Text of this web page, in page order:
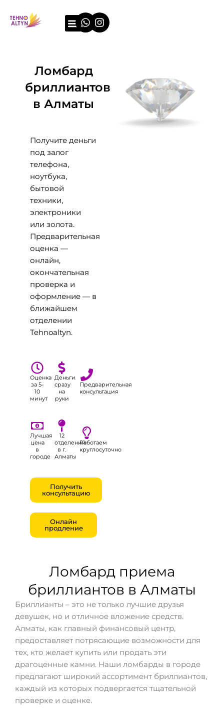
содержимому
Whatsapp
Instagram
Ломбард
бриллиантов
в Алматы
Получите деньги
под залог
телефона,
ноутбука,
бытовой
техники,
электроники
или золота.
Предварительная
оценка —
онлайн,
окончательная
проверка и
оформление — в
ближайшем
отделении
Tehnoaltyn.
Оценка
за 5-
10
минут
Деньги
сразу
на
руки
Предварительная
консультация
Лучшая
цена
в
городе
12
отделений
в г.
Алматы
Работаем
круглосуточно
Получить
консультацию
Онлайн
продление
Ломбард приема
бриллиантов в Алматы
Бриллианты – это не только лучшие друзья
девушек, но и отличное вложение средств.
Алматы, как главный финансовый центр,
предоставляет потрясающие возможности для
тех, кто желает купить или продать эти
драгоценные камни. Наши ломбарды в городе
предлагают широкий ассортимент бриллиантов,
каждый из которых подвергается тщательной
проверке и оценке.